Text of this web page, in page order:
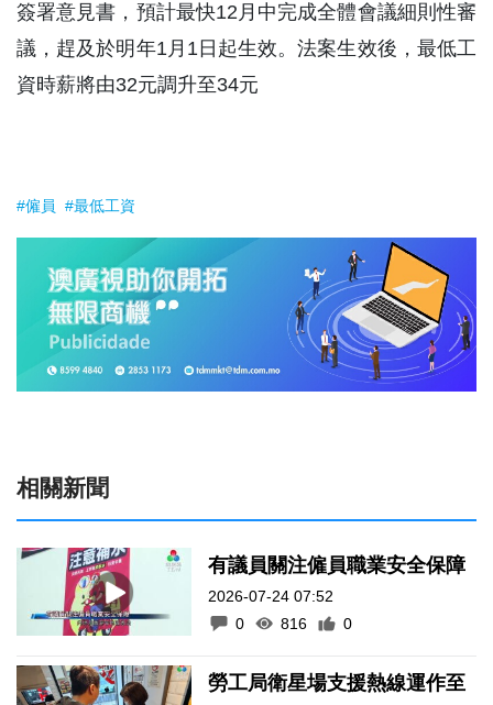
簽署意見書，預計最快12月中完成全體會議細則性審
議，趕及於明年1月1日起生效。法案生效後，最低工
資時薪將由32元調升至34元
#僱員 #最低工資
相關新聞
有議員關注僱員職業安全保障
2026-07-24 07:52
0
816 0
勞工局衛星場支援熱線運作至